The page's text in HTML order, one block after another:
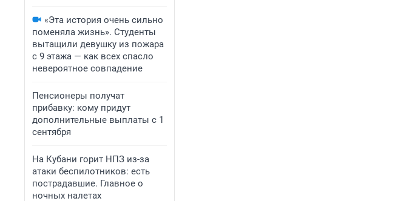
«Эта история очень сильно
поменяла жизнь». Студенты
вытащили девушку из пожара
с 9 этажа — как всех спасло
невероятное совпадение
Пенсионеры получат
прибавку: кому придут
дополнительные выплаты с 1
сентября
На Кубани горит НПЗ из-за
атаки беспилотников: есть
пострадавшие. Главное о
ночных налетах